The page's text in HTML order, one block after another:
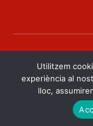
Utilitzem
experiència al
lloc,